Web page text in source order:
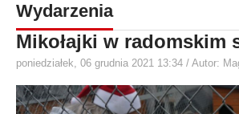
Wydarzenia
Mikołajki w radomskim
poniedziałek, 06 grudnia 2021 13:34 / Autor: